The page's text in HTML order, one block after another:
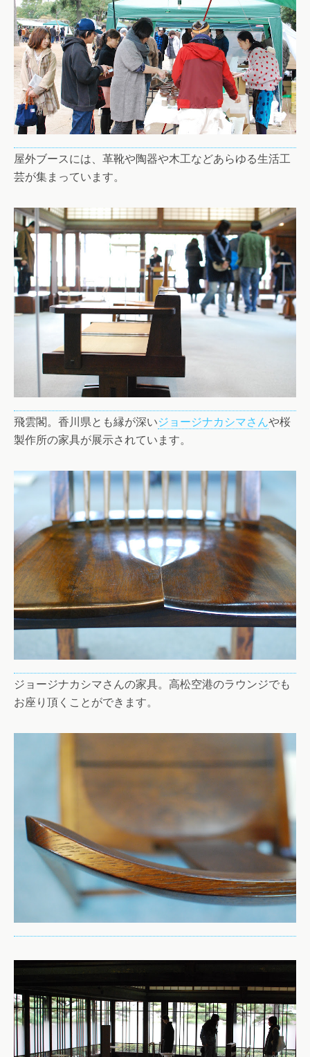
屋外ブースには、革靴や陶器や木工などあらゆる生活工
芸が集まっています。
飛雲閣。香川県とも縁が深いジョージナカシマさんや桜
製作所の家具が展示されています。
ジョージナカシマさんの家具。高松空港のラウンジでも
お座り頂くことができます。